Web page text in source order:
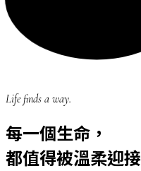
Life finds a way.
每一個生命，
都值得被溫柔迎接